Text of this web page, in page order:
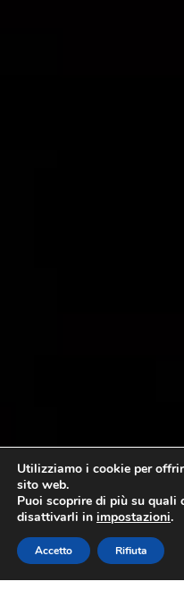
Utilizziamo i cookie per
sito web.
Puoi scoprire di più su quali
disattivarli in impostazioni.
Accetto Rifiuta